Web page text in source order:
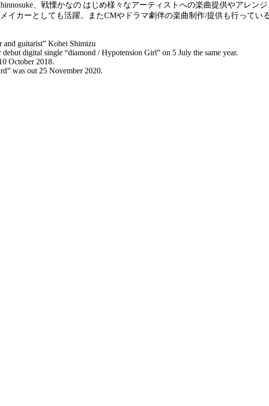
、戦慄かなの はじめ様々なアーティストへの楽曲提供やアレ
イカーとしても活躍。またCMやドラマ劇伴の楽曲制作/提供も行っている
and guitarist” Kohei Shimizu
digital single “diamond / Hypotension Girl” on 5 July the same year.
October 2018.
was out 25 November 2020.